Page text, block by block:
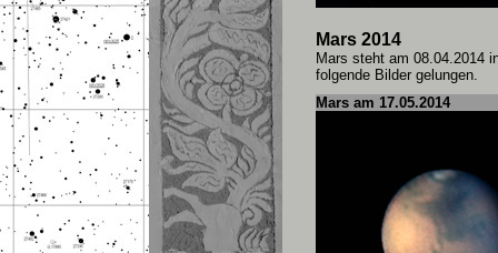
Mars 2014
Mars steht am 08.04.2014
folgende Bilder gelungen.
Mars am 17.05.2014